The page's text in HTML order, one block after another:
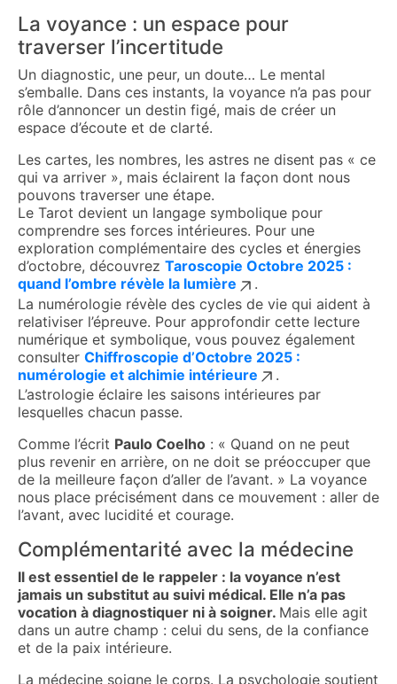
La voyance : un espace pour
traverser l’incertitude
Un diagnostic, une peur, un doute… Le mental
s’emballe. Dans ces instants, la voyance n’a pas pour
rôle d’annoncer un destin figé, mais de créer un
espace d’écoute et de clarté.
Les cartes, les nombres, les astres ne disent pas « ce
qui va arriver », mais éclairent la façon dont nous
pouvons traverser une étape.
Le Tarot devient un langage symbolique pour
comprendre ses forces intérieures. Pour une
exploration complémentaire des cycles et énergies
d’octobre, découvrez Taroscopie Octobre 2025 :
quand l’ombre révèle la lumière
.
La numérologie révèle des cycles de vie qui aident à
relativiser l’épreuve. Pour approfondir cette lecture
numérique et symbolique, vous pouvez également
consulter Chiffroscopie d’Octobre 2025 :
numérologie et alchimie intérieure
.
L’astrologie éclaire les saisons intérieures par
lesquelles chacun passe.
Comme l’écrit Paulo Coelho : « Quand on ne peut
plus revenir en arrière, on ne doit se préoccuper que
de la meilleure façon d’aller de l’avant. » La voyance
nous place précisément dans ce mouvement : aller de
l’avant, avec lucidité et courage.
Complémentarité avec la médecine
Il est essentiel de le rappeler : la voyance n’est
jamais un substitut au suivi médical. Elle n’a pas
vocation à diagnostiquer ni à soigner. Mais elle agit
dans un autre champ : celui du sens, de la confiance
et de la paix intérieure.
La médecine soigne le corps. La psychologie soutient